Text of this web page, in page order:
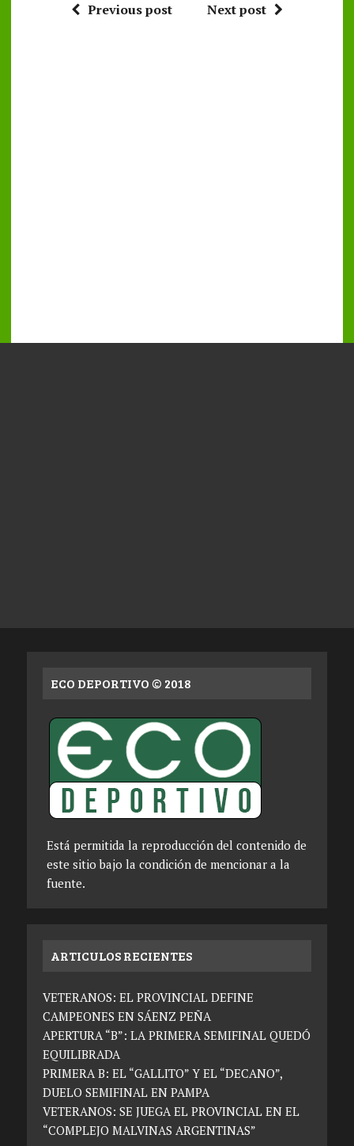
Previous post Next post
ECO DEPORTIVO © 2018
Está permitida la reproducción del contenido de
este sitio bajo la condición de mencionar a la
fuente.
ARTICULOS RECIENTES
VETERANOS: EL PROVINCIAL DEFINE
CAMPEONES EN SÁENZ PEÑA
APERTURA “B”: LA PRIMERA SEMIFINAL QUEDÓ
EQUILIBRADA
PRIMERA B: EL “GALLITO” Y EL “DECANO”,
DUELO SEMIFINAL EN PAMPA
VETERANOS: SE JUEGA EL PROVINCIAL EN EL
“COMPLEJO MALVINAS ARGENTINAS”